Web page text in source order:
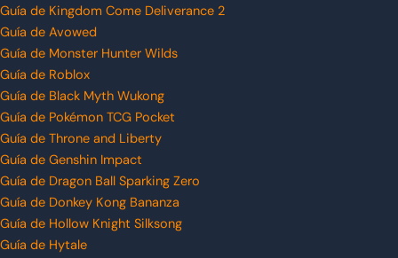
Guía de Kingdom Come Deliverance 2
Guía de Avowed
Guía de Monster Hunter Wilds
Guía de Roblox
Guía de Black Myth Wukong
Guía de Pokémon TCG Pocket
Guía de Throne and Liberty
Guía de Genshin Impact
Guía de Dragon Ball Sparking Zero
Guía de Donkey Kong Bananza
Guía de Hollow Knight Silksong
Guía de Hytale